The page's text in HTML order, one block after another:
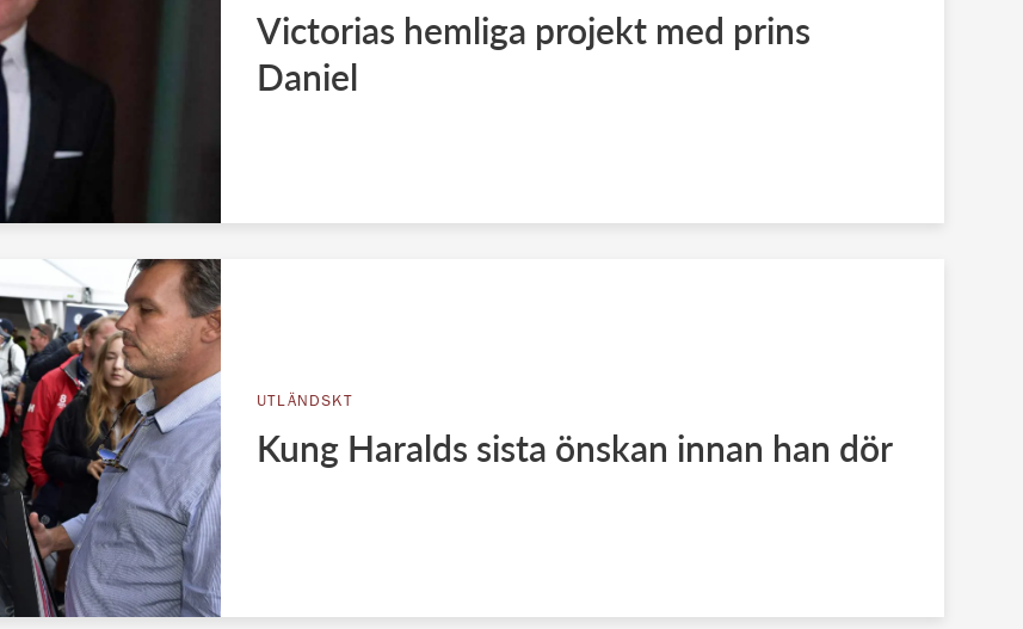
Victorias hemliga projekt med prins
Daniel
UTLÄNDSKT
Kung Haralds sista önskan innan han dör